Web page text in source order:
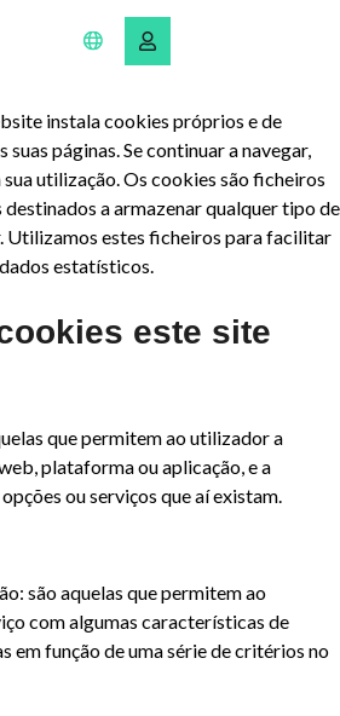
instala cookies próprios e de
páginas. Se continuar a navegar,
utilização. Os cookies são ficheiros
a armazenar qualquer tipo de
Utilizamos estes ficheiros para facilitar
estatísticos.
este site
que permitem ao utilizador a
plataforma ou aplicação, e a
ou serviços que aí existam.
são aquelas que permitem ao
com algumas características de
em função de uma série de critérios no